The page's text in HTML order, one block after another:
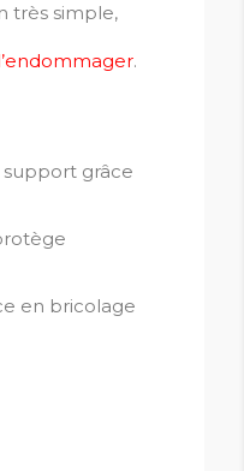
très simple,
.
support grâce
en bricolage